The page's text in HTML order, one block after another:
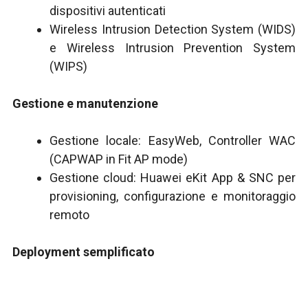
dispositivi autenticati
Wireless Intrusion Detection System (WIDS)
e Wireless Intrusion Prevention System
(WIPS)
Gestione e manutenzione
Gestione locale: EasyWeb, Controller WAC
(CAPWAP in Fit AP mode)
Gestione cloud: Huawei eKit App & SNC per
provisioning, configurazione e monitoraggio
remoto
Deployment semplificato